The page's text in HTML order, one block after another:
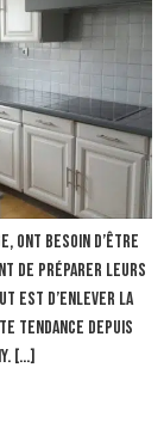
ont besoin d’être
de préparer leurs
est d’enlever la
Tendance depuis
[…]